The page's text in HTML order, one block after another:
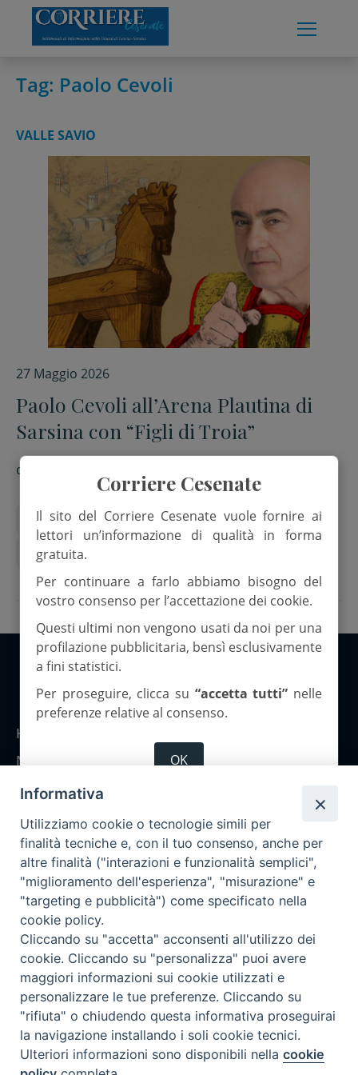
content
Tag: Paolo Cevoli
VALLE SAVIO
27 Maggio 2026
Paolo Cevoli all’Arena Plautina di
Sarsina con “Figli di Troia”
di
Appuntamenti Arena Plautina Sarsina
Paolo Cevoli
Copyright 2026 ©Corriere Cesenate
Home
Notizie
Rubriche
Chi siamo
Come abbonarsi
Contatti
Corriere Cesenate
Il sito del Corriere Cesenate vuole fornire ai
lettori un’informazione di qualità in forma
gratuita.
Per continuare a farlo abbiamo bisogno del
vostro consenso per l’accettazione dei cookie.
Questi ultimi non vengono usati da noi per una
profilazione pubblicitaria, bensì esclusivamente
a fini statistici.
Per proseguire, clicca su “accetta tutti” nelle
preferenze relative al consenso.
OK
Informativa
Utilizziamo cookie o tecnologie simili per
finalità tecniche e, con il tuo consenso, anche per
altre finalità ("interazioni e funzionalità semplici",
"miglioramento dell'esperienza", "misurazione" e
"targeting e pubblicità") come specificato nella
cookie policy.
Cliccando su "accetta" acconsenti all'utilizzo dei
cookie. Cliccando su "personalizza" puoi avere
maggiori informazioni sui cookie utilizzati e
personalizzare le tue preferenze. Cliccando su
"rifiuta" o chiudendo questa informativa proseguirai
la navigazione installando i soli cookie tecnici.
Ulteriori informazioni sono disponibili nellacookie